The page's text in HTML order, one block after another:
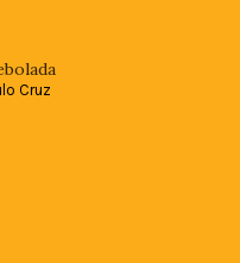
Cruz